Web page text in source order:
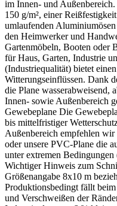
im Innen- und
150 g/m², einer
umlaufenden
den Heimwerker und
Gartenmöbeln, Booten oder
für Haus, Garten, Industrie
(Industriequalität) bietet
Witterungseinflüssen. Dank
die Plane wasserabweisend,
Innen- sowie Außenbereich
Gewebeplane Die
bis mittelfristiger
Außenbereich empfehlen wir
oder unsere PVC-Plane die
unter extremen
Wichtiger Hinweis zum
Größenangabe 8x10 m
Produktionsbedingt fällt
und Verschweißen der